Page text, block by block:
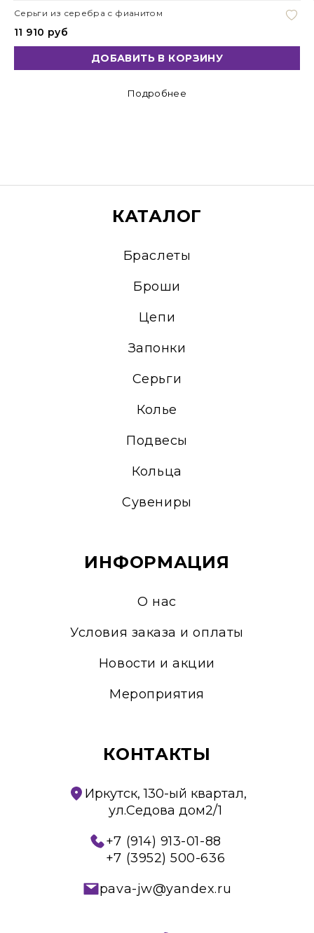
Серьги из серебра с фианитом
11 910 руб
ДОБАВИТЬ В КОРЗИНУ
Подробнее
КАТАЛОГ
Браслеты
Броши
Цепи
Запонки
Серьги
Колье
Подвесы
Кольца
Сувениры
ИНФОРМАЦИЯ
О нас
Условия заказа и оплаты
Новости и акции
Мероприятия
КОНТАКТЫ
Иркутск, 130-ый квартал,
ул.Седова дом2/1
+7 (914) 913-01-88
+7 (3952) 500-636
pava-jw@yandex.ru